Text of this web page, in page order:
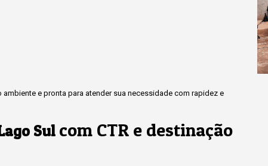
e pronta para atender sua necessidade com rapidez e
Sulcom CTR e destinação